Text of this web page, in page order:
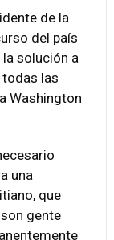
de la
del país
solución a
todas las
Washington
una
que
gente